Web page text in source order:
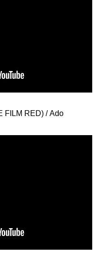
FILM RED) / Ado